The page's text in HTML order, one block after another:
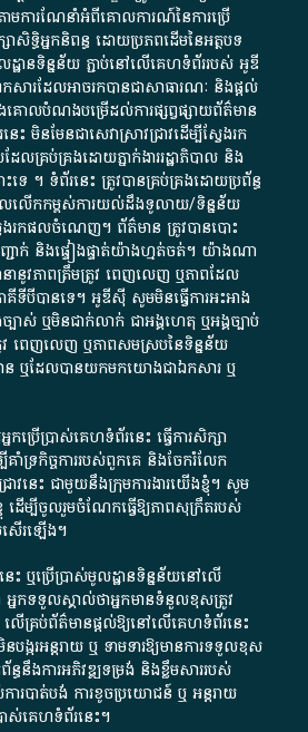
មការ​ណែនាំ​អំពី​គោលការណ៍​នៃ​ការ​ប្រើ
សិទ្ធិអ្នកនិពន្ធ ដោយ​ប្រភពដើម​នៃ​​អត្ថបទ
ឋាន​ទិន្នន័យ ​ភ្ជាប់​នៅ​លើ​គេហទំព័រ​របស់​ អូ​ឌី​
សារ​ដែល​អាច​រក​បានជា​សាធារណៈ​ និង​ផ្តល់​
ោលបំណង​បម្រើ​ដល់ការ​ផ្សព្វផ្សាយ​ព័ត៌មាន​
មិនមែន​ជា​សេវា​ស្រាវជ្រាវ​ដើម្បី​ស្វែងរក
ល​គ្រប់គ្រង​ដោយ​ភ្នាក់ងារ​រដ្ឋាភិបាល​ និង
ទេ ​។​ ទំព័រ​នេះ​ ត្រូវ​បាន​គ្រប់គ្រង​ដោយ​ប្រព័ន្ធ​
ល​លើកកម្ពស់​ការ​យល់​ដឹង​ទូលាយ​/​ទិន្នន័យ​
រក​ផល​ចំណេញ​។​ ព័ត៌មាន​ ត្រូវ​បាន​បោះ
ញ្ជាក់​ និង​ផ្ទៀងផ្ទាត់​យ៉ាង​ហ្មត់ចត់​។​ យ៉ាងណា​
នូវ​ភាព​ត្រឹមត្រូវ​ ពេញលេញ​ ឬ​ភាព​ដែល​
គី​ទី​បី​បាន​ទេ​។​ អូ​ឌី​ស៊ី​ សូម​មិន​ធ្វើការ​អះអាង​
បាស់​ ឬ​មិន​ជាក់លាក់​ ជា​អង្គហេតុ​ ឬ​អង្គច្បាប់​
វ​ ពេញលេញ​ ឬ​ភាព​សម​ស្រប​នៃ​ទិន្នន័យ​
ន​ ឬ​ដែល​បាន​យក​មក​យោង​ជា​ឯកសារ​ ឬ​
រើប្រាស់គេហទំព័រនេះ ធ្វើការសិក្សា
បីគាំទ្រកិច្ចការ​របស់ពួកគេ និងចែករំលែក
ាវនេះ ជាមួយនឹងក្រុមការងារយើងខ្ញុំ។ សូម
ដើម្បីចូលរួមចំណែកធ្វើឱ្យភាពសុក្រឹតរបស់
ើរឡើង។
ះ ឬប្រើប្រាស់មូលដ្ឋានទិន្នន័យនៅលើ
នកទទួលស្គាល់ថាអ្នកមានទំនួលខុសត្រូវ
លើគ្រប់ព័ត៌មានផ្តល់ឱ្យនៅលើគេហទំព័រនេះ
ករអន្តរាយ ឬ ទាមទារ​ឱ្យមានការទទួលខុស​
ន្ធនឹងការអភិវឌ្ឍទម្រង់ និងខ្លឹមសាររបស់
ារបាត់បង់ ការខូចប្រយោជន៍ ឬ អន្តរាយ
ាស់គេហទំព័រនេះ។